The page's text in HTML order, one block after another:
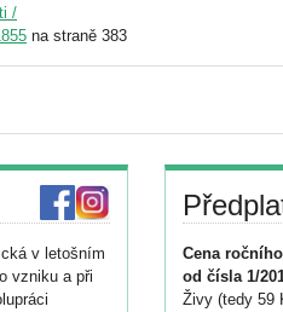
/
na straně 383
v letošním
vzniku a při
Cena
od čísla 1/
Živy (tedy 59